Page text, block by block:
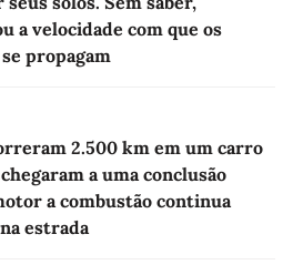
a velocidade com que os
propagam
2.500 km em um carro
a uma conclusão
a combustão continua
estrada